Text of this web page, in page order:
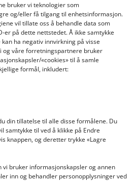
bruker vi teknologier som
og/eller få tilgang til enhetsinformasjon.
vil tillate oss å behandle data som
er på dette nettstedet. Å ikke samtykke
ha negativ innvirkning på visse
og våre forretningspartnere bruker
«cookies» til å samle
formål, inkludert:
din tillatelse til alle disse formålene. Du
samtykke til ved å klikke på Endre
knappen, og deretter trykke «Lagre
vi bruker informasjonskapsler og annen
inn og behandler personopplysninger ved